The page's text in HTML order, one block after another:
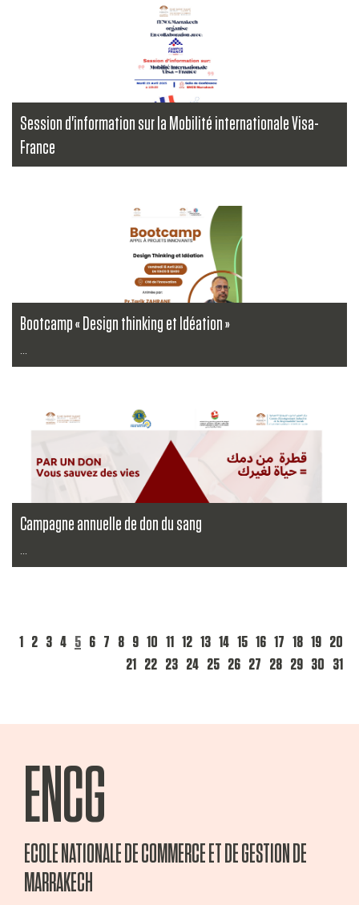
Session d'information sur la Mobilité internationale Visa-
France
Bootcamp « Design thinking et Idéation »
...
Campagne annuelle de don du sang
...
1 2 3 4 5 6 7 8 9 10 11 12 13 14 15 16 17 18 19 20
21
22 23 24 25 26 27 28 29 30 31
ENCG
ECOLE NATIONALE DE COMMERCE ET DE GESTION DE
MARRAKECH